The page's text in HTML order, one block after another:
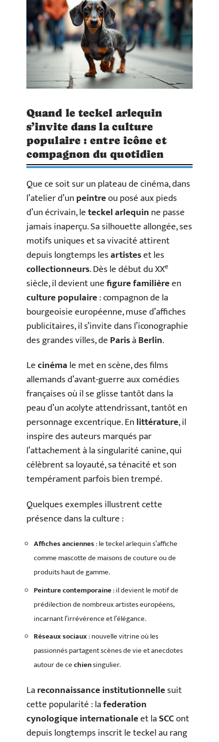
Quand le teckel arlequin
s’invite dans la culture
populaire : entre icône et
compagnon du quotidien
Que ce soit sur un plateau de cinéma, dans
l’atelier d’unpeintreou posé aux pieds
d’un écrivain, leteckel arlequinne passe
jamais inaperçu. Sa silhouette allongée, ses
motifs uniques et sa vivacité attirent
depuis longtemps lesartisteset les
collectionneurs. Dès le début du XXe
siècle, il devient unefigure familièreen
culture populaire: compagnon de la
bourgeoisie européenne, muse d’affiches
publicitaires, il s’invite dans l’iconographie
des grandes villes, deParisàBerlin.
Lecinémale met en scène, des films
allemands d’avant-guerre aux comédies
françaises où il se glisse tantôt dans la
peau d’un acolyte attendrissant, tantôt en
personnage excentrique. Enlittérature, il
inspire des auteurs marqués par
l’attachement à la singularité canine, qui
célèbrent sa loyauté, sa ténacité et son
tempérament parfois bien trempé.
Quelques exemples illustrent cette
présence dans la culture :
Affiches anciennes: le teckel arlequin s’affiche
comme mascotte de maisons de couture ou de
produits haut de gamme.
Peinture contemporaine: il devient le motif de
prédilection de nombreux artistes européens,
incarnant l’irrévérence et l’élégance.
Réseaux sociaux: nouvelle vitrine où les
passionnés partagent scènes de vie et anecdotes
autour de cechiensingulier.
Lareconnaissance institutionnellesuit
cette popularité : lafederation
cynologique internationaleet laSCCont
depuis longtemps inscrit le teckel au rang